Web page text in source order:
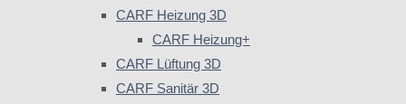
CARF Heizung 3D
CARF Heizung+
CARF Lüftung 3D
CARF Sanitär 3D